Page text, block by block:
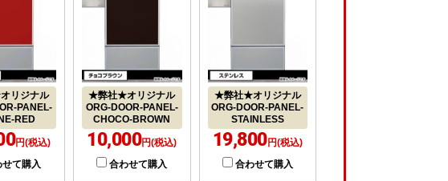
リジナル
PANEL-
RED
円(税込)
せて購入
★弊社★オリジナル
ORG-DOOR-PANEL-
CHOCO-BROWN
10,000円(税込)
合わせて購入
★弊社★オリジナル
ORG-DOOR-PANEL-
STAINLESS
19,800円(税込)
合わせて購入